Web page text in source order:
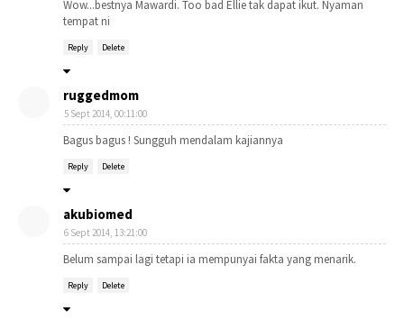
Wow...bestnya Mawardi. Too bad Ellie tak dapat ikut. Nyaman
tempat ni
Reply Delete
ruggedmom
5 Sept 2014, 00:11:00
Bagus bagus ! Sungguh mendalam kajiannya
Reply Delete
akubiomed
6 Sept 2014, 13:21:00
Belum sampai lagi tetapi ia mempunyai fakta yang menarik.
Reply Delete